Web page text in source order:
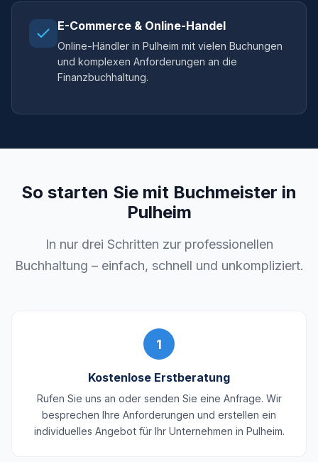
E-Commerce & Online-Handel
Online-Händler in Pulheim mit vielen Buchungen
und komplexen Anforderungen an die
Finanzbuchhaltung.
So starten Sie mit Buchmeister in
Pulheim
In nur drei Schritten zur professionellen
Buchhaltung – einfach, schnell und unkompliziert.
1
Kostenlose Erstberatung
Rufen Sie uns an oder senden Sie eine Anfrage. Wir
besprechen Ihre Anforderungen und erstellen ein
individuelles Angebot für Ihr Unternehmen in Pulheim.